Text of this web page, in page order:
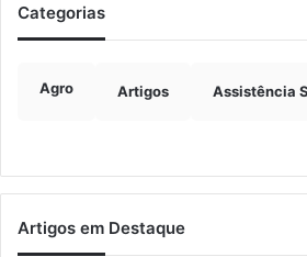
Categorias
Agro Artigos Assistência
Artigos em Destaque